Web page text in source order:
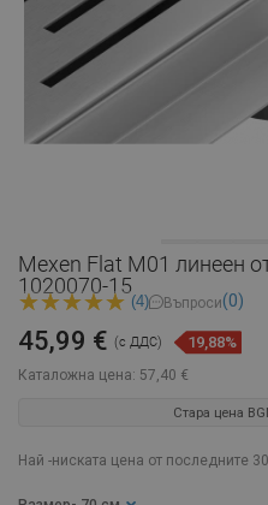
Mexen Flat M01 линеен
1020070-15
(4) Въпроси(0)
Каталожна цена: 57,40 €
45,99 € (с ДДС) 19,88%
Стара цена
Най -ниската цена от последните